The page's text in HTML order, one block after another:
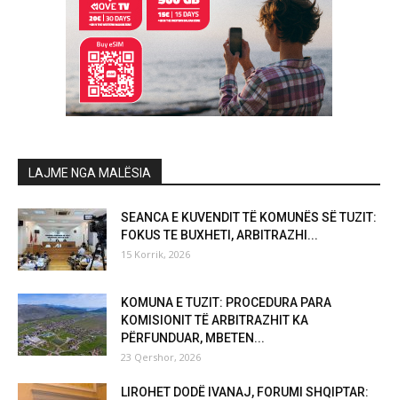
LAJME NGA MALËSIA
SEANCA E KUVENDIT TË KOMUNËS SË TUZIT:
FOKUS TE BUXHETI, ARBITRAZHI...
15 Korrik, 2026
KOMUNA E TUZIT: PROCEDURA PARA
KOMISIONIT TË ARBITRAZHIT KA
PËRFUNDUAR, MBETEN...
23 Qershor, 2026
LIROHET DODË IVANAJ, FORUMI SHQIPTAR: